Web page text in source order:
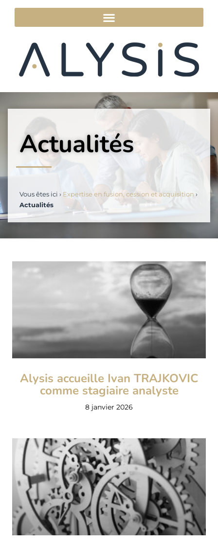
Actualités
Vous êtes ici › Expertise en fusion, cession et acquisition ›
Actualités
Alysis accueille Ivan TRAJKOVIC
comme stagiaire analyste
8 janvier 2026